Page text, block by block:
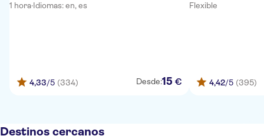
1 hora·Idiomas: en, es
4,33/5 (334) Desde:15 €
Flexible
4,42/5 (395)
Destinos cercanos